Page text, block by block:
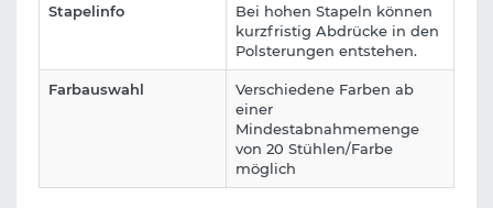
Stapelinfo
Bei hohen Stapeln können
kurzfristig Abdrücke in den
Polsterungen entstehen.
Farbauswahl
Verschiedene Farben ab
einer
Mindestabnahmemenge
von 20 Stühlen/Farbe
möglich